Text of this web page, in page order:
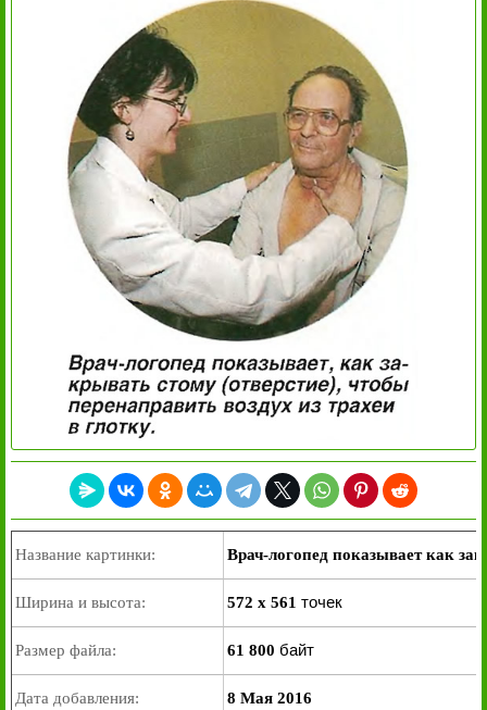
Название картинки: Врач-логопед показывает как
Ширина и высота: 572 x 561 точек
Размер файла: 61 800 байт
Дата добавления: 8 Мая 2016